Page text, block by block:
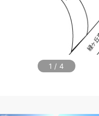
1 / 4